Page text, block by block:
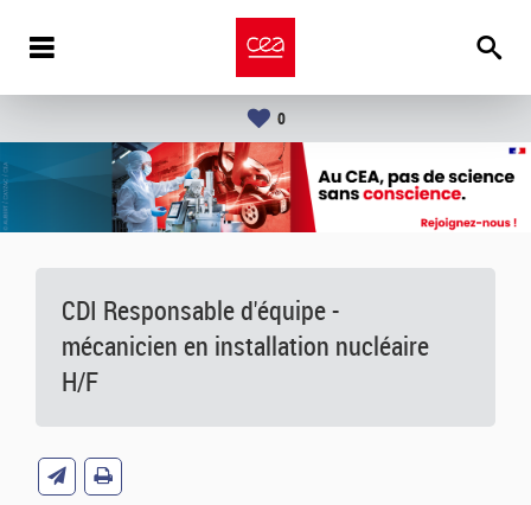
0
CDI Responsable d'équipe -
mécanicien en installation nucléaire
H/F